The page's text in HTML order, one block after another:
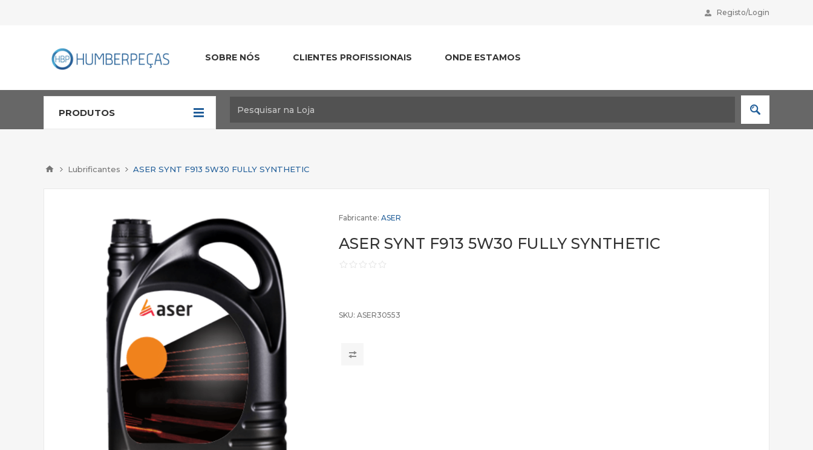
Registo/Login
SOBRE NÓS CLIENTES PROFISSIONAIS ONDE ESTAMOS
PRODUTOS
Lubrificantes ASER SYNT F913 5W30 FULLY SYNTHETIC
Fabricante: ASER
ASER SYNT F913 5W30 FULLY SYNTHETIC
SKU: ASER30553